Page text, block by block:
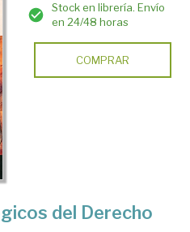
Stock en librería. Envío
en 24/48 horas
COMPRAR
del Derecho